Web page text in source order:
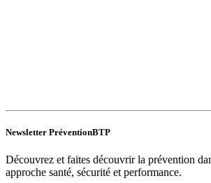
Newsletter PréventionBTP
Découvrez et faites découvrir la prévention
approche santé, sécurité et performance.